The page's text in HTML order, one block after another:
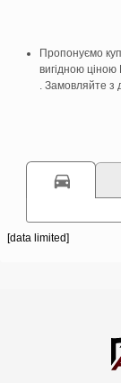
Пропонуємо
вигідною ціною
. Замовляйте з
[data limited]